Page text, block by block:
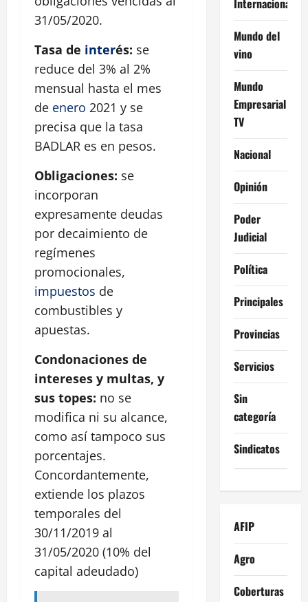
31/05/2020.
Tasa de interés: se
reduce del 3% al 2%
mensual hasta el mes
de enero 2021 y se
precisa que la tasa
BADLAR es en pesos.
Obligaciones: se
incorporan
expresamente deudas
por decaimiento de
regímenes
promocionales,
impuestos de
combustibles y
apuestas.
Condonaciones de
intereses y multas, y
sus topes: no se
modifica ni su alcance,
como así tampoco sus
porcentajes.
Concordantemente,
extiende los plazos
temporales del
30/11/2019 al
31/05/2020 (10% del
capital adeudado)
Mundo del
vino
Mundo
Empresarial
TV
Nacional
Opinión
Poder
Judicial
Política
Principales
Provincias
Servicios
Sin
categoría
Sindicatos
AFIP
Agro
Coberturas